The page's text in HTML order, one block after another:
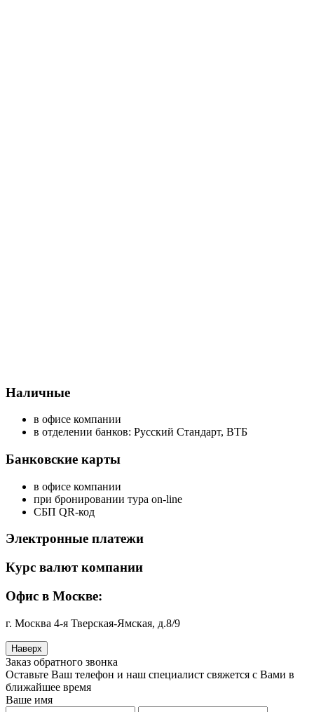
Наличные
в офисе компании
в отделении банков: Русский Стандарт, ВТБ
Банковские карты
в офисе компании
при бронировании тура on-line
СБП QR-код
Электронные платежи
Курс валют компании
Офис в Москве:
г. Москва 4-я Тверская-Ямская, д.8/9
Наверх
Заказ обратного звонка
Оставьте Ваш телефон и наш специалист свяжется с Вами в
ближайшее время
Ваше имя